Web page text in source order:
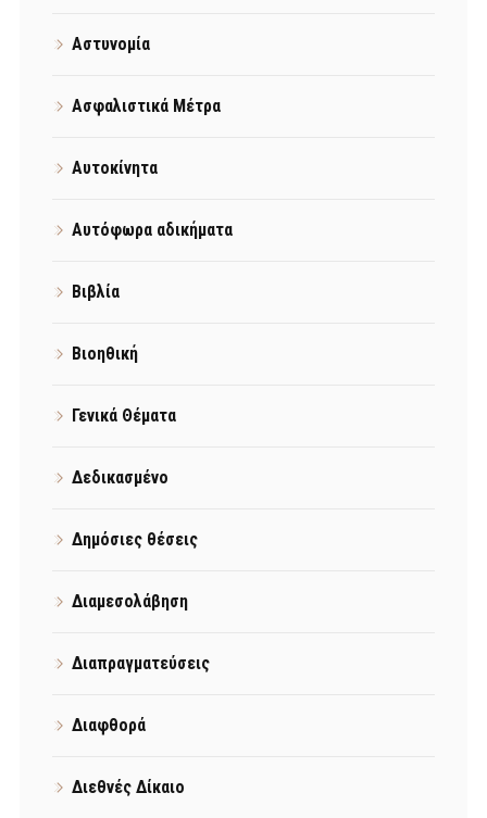
Αστυνομία
Ασφαλιστικά Μέτρα
Αυτοκίνητα
Αυτόφωρα αδικήματα
Βιβλία
Βιοηθική
Γενικά Θέματα
Δεδικασμένο
Δημόσιες θέσεις
Διαμεσολάβηση
Διαπραγματεύσεις
Διαφθορά
Διεθνές Δίκαιο